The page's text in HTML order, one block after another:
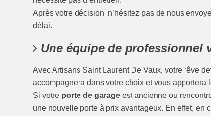
Après votre décision, n’hésitez pas de nous
délai.
Une équipe de professionnel
Avec Artisans Saint Laurent De Vaux, votre rêve
accompagnera dans votre choix et vous apportera
Si votre porte de garage est ancienne ou
une nouvelle porte à prix avantageux. En effet, en